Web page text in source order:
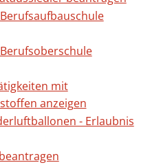
mit
anzeigen
- Erlaubnis